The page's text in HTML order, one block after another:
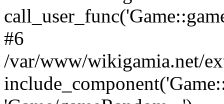
#6
/var/www/wikigamia.net/